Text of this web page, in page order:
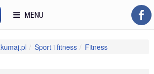
Sport i fitness
Fitness
MENU